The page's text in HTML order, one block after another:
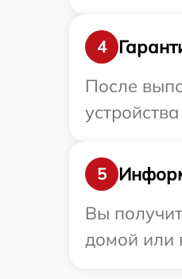
4
После
5
Вы
домой или